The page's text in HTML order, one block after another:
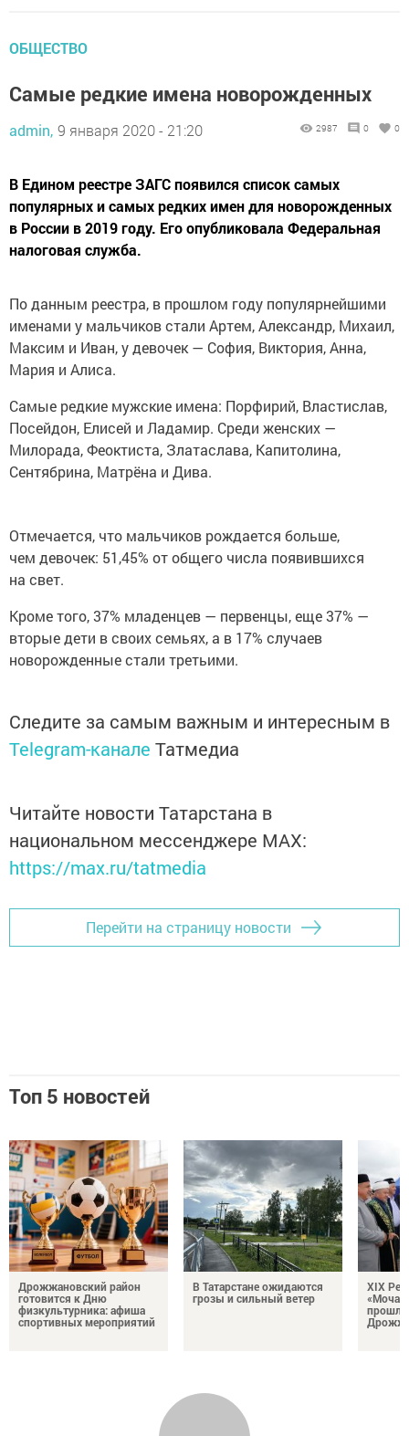
ОБЩЕСТВО
Самые редкие имена новорожденных
admin, 9 января 2020 - 21:20 2987 0 0
В Едином реестре ЗАГС появился список самых
популярных и самых редких имен для новорожденных
в России в 2019 году. Его опубликовала Федеральная
налоговая служба.
По данным реестра, в прошлом году популярнейшими
именами у мальчиков стали Артем, Александр, Михаил,
Максим и Иван, у девочек — София, Виктория, Анна,
Мария и Алиса.
Самые редкие мужские имена: Порфирий, Властислав,
Посейдон, Елисей и Ладамир. Среди женских —
Милорада, Феоктиста, Златаслава, Капитолина,
Сентябрина, Матрёна и Дива.
Отмечается, что мальчиков рождается больше,
чем девочек: 51,45% от общего числа появившихся
на свет.
Кроме того, 37% младенцев — первенцы, еще 37% —
вторые дети в своих семьях, а в 17% случаев
новорожденные стали третьими.
Следите за самым важным и интересным в
Telegram-канале Татмедиа
Читайте новости Татарстана в
национальном мессенджере MАХ:
https://max.ru/tatmedia
Перейти на страницу новости
Топ 5 новостей
Дрожжановский район
готовится к Дню
физкультурника: афиша
спортивных мероприятий
В Татарстане ожидаются
грозы и сильный ветер
XIX